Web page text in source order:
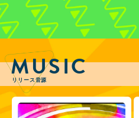
MUSIC
リリース音源